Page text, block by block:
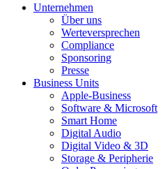
Unternehmen
Über uns
Werteversprechen
Compliance
Sponsoring
Presse
Business Units
Apple-Business
Software & Microsoft
Smart Home
Digital Audio
Digital Video & 3D
Storage & Peripherie